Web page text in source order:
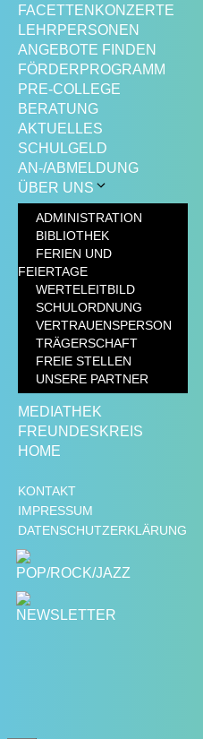
FACETTENKONZERTE
LEHRPERSONEN
ANGEBOTE FINDEN
FÖRDERPROGRAMM
PRE-COLLEGE
BERATUNG
AKTUELLES
SCHULGELD
AN-/ABMELDUNG
ÜBER UNS
ADMINISTRATION
BIBLIOTHEK
FERIEN UND
FEIERTAGE
WERTELEITBILD
SCHULORDNUNG
VERTRAUENSPERSON
TRÄGERSCHAFT
FREIE STELLEN
UNSERE PARTNER
MEDIATHEK
FREUNDESKREIS
HOME
KONTAKT
IMPRESSUM
DATENSCHUTZERKLÄRUNG